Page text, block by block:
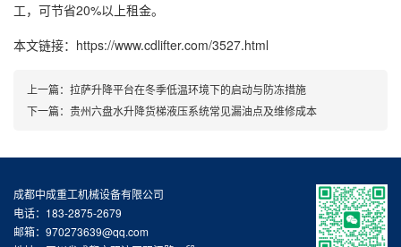
工，可节省20%以上租金。
本文链接：https://www.cdlifter.com/3527.html
上一篇： 拉萨升降平台在冬季低温环境下的启动与防冻措施
下一篇： 贵州六盘水升降货梯液压系统常见漏油点及维修成本
成都中成重工机械设备有限公司
电话：183-2875-2679
邮箱：970273639@qq.com